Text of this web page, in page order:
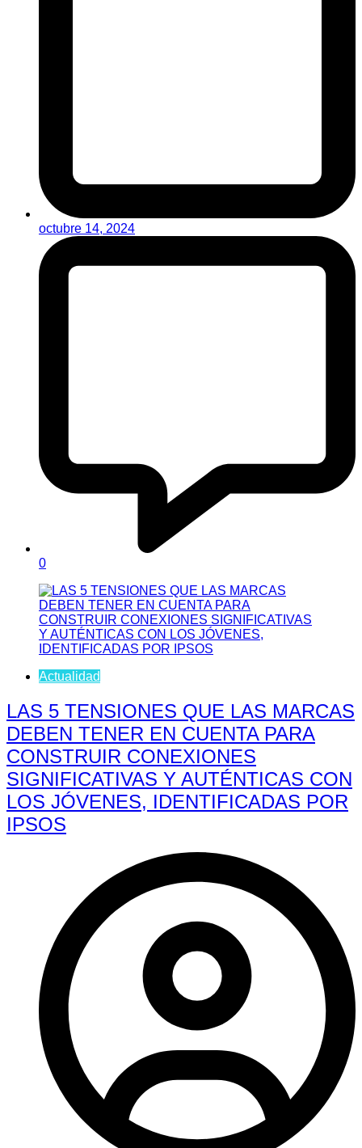
octubre 14, 2024
0
Actualidad
LAS 5 TENSIONES QUE LAS MARCAS
DEBEN TENER EN CUENTA PARA
CONSTRUIR CONEXIONES
SIGNIFICATIVAS Y AUTÉNTICAS CON
LOS JÓVENES, IDENTIFICADAS POR
IPSOS